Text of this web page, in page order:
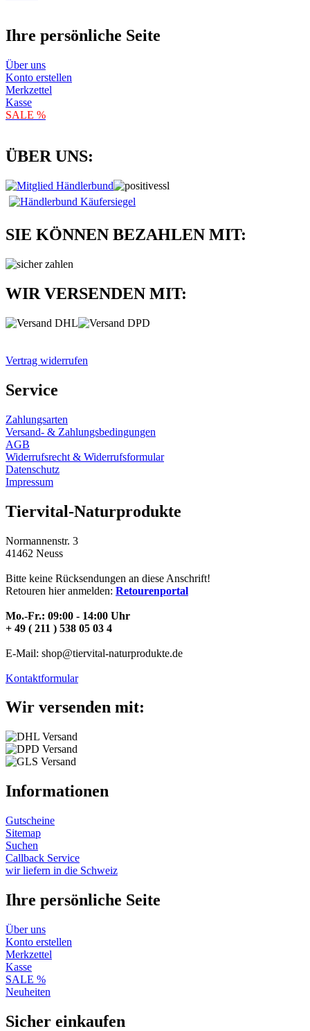
Ihre persönliche Seite
Über uns
Konto erstellen
Merkzettel
Kasse
SALE %
ÜBER UNS:
SIE KÖNNEN BEZAHLEN MIT:
WIR VERSENDEN MIT:
Vertrag widerrufen
Service
Zahlungsarten
Versand- & Zahlungsbedingungen
AGB
Widerrufsrecht & Widerrufsformular
Datenschutz
Impressum
Tiervital-Naturprodukte
Normannenstr. 3
41462 Neuss
Bitte keine Rücksendungen an diese Anschrift!
Retouren hier anmelden: Retourenportal
Mo.-Fr.: 09:00 - 14:00 Uhr
+ 49 ( 211 ) 538 05 03 4
E-Mail: shop@tiervital-naturprodukte.de
Kontaktformular
Wir versenden mit:
Informationen
Gutscheine
Sitemap
Suchen
Callback Service
wir liefern in die Schweiz
Ihre persönliche Seite
Über uns
Konto erstellen
Merkzettel
Kasse
SALE %
Neuheiten
Sicher einkaufen